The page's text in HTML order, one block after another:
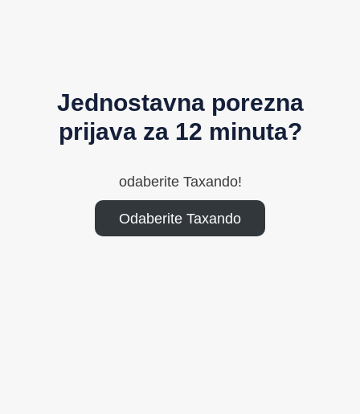
Jednostavna porezna
prijava za 12 minuta?
odaberite Taxando!
Odaberite Taxando